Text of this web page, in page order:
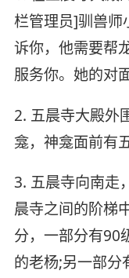
栏管理员]驯兽师
诉你，他需要帮
服务你。她的对
2. 五晨寺大殿外
龛，神龛面前有
3. 五晨寺向南走
晨寺之间的阶梯
分，一部分有90
的老杨;另一部分